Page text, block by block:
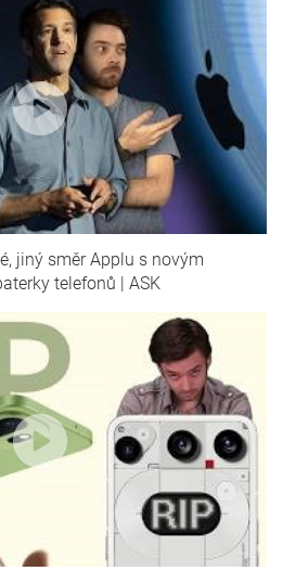
jiný směr Applu s novým
telefonů | ASK